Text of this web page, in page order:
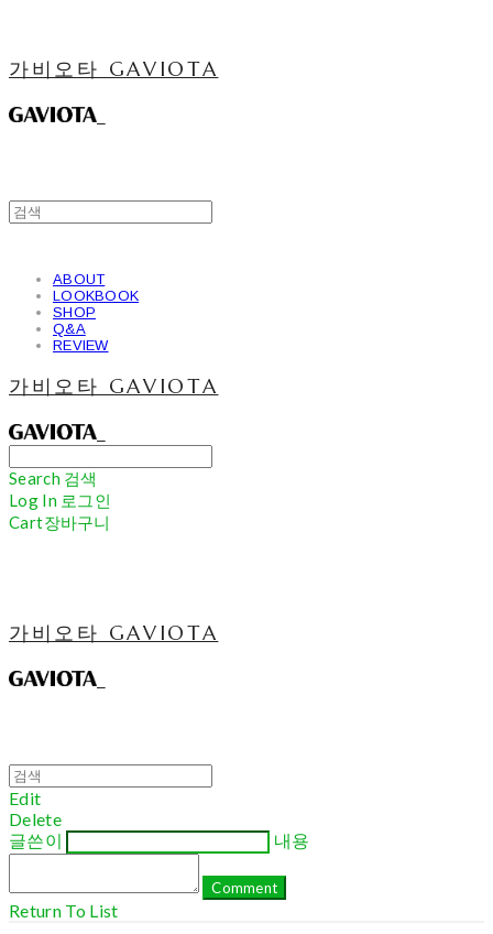
가비오타 GAVIOTA
ABOUT
LOOKBOOK
SHOP
Q&A
REVIEW
가비오타 GAVIOTA
Search 검색
Log In 로그인
Cart장바구니
가비오타 GAVIOTA
Edit
Delete
글쓴이
내용
Comment
Return To List